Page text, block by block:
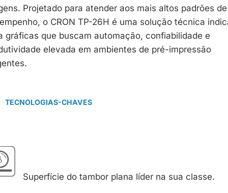
Projetado para atender aos mais altos padrões de
o CRON TP-26H é uma solução técnica
gráficas que buscam automação, confiabilidade e
elevada em ambientes de pré-impressão
TECNOLOGIAS-CHAVES
Superfície do tambor plana líder na sua classe.